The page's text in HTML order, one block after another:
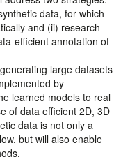
data, for which
and (ii) research
efficient annotation of
large datasets
by
learned models to real
of data efficient 2D, 3D
data is not only a
but will also enable